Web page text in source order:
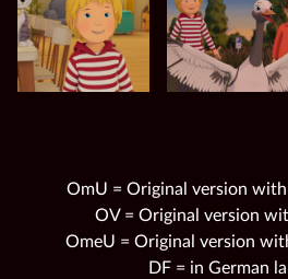
OmU = Original version
OV = Original version
OmeU = Original version
DF = in German